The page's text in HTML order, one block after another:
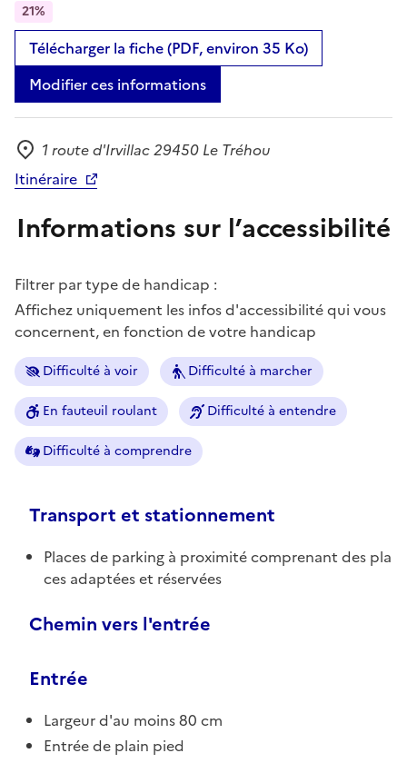
21%
Télécharger la fiche (PDF, environ 35 Ko)
Modifier ces informations
Adresse
1 route d'Irvillac 29450 Le Tréhou
Itinéraire
Informations sur l’accessibilité
Filtrer par type de handicap :
Affichez uniquement les infos d'accessibilité qui vous
concernent, en fonction de votre handicap
Difficulté à voir Difficulté à marcher
En fauteuil roulant Difficulté à entendre
Difficulté à comprendre
Transport et stationnement
Places de parking à proximité comprenant des pla
ces adaptées et réservées
Chemin vers l'entrée
Entrée
Largeur d'au moins 80 cm
Entrée de plain pied